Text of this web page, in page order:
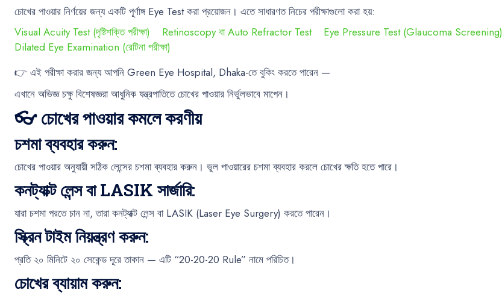
চোখের পাওয়ার নির্ণয়ের জন্য একটি পূর্ণাঙ্গ Eye Test করা প্রয়োজন। এতে সাধারণত নিচের পরীক্ষাগুলো করা হয়:
Visual Acuity Test (দৃষ্টিশক্তি পরীক্ষা)
Retinoscopy বা Auto Refractor Test
Eye Pressure Test (Glaucoma Screening)
Dilated Eye Examination (রেটিনা পরীক্ষা)
👉 এই পরীক্ষা করার জন্য আপনি Green Eye Hospital, Dhaka-তে বুকিং করতে পারেন —
এখানে অভিজ্ঞ চক্ষু বিশেষজ্ঞরা আধুনিক যন্ত্রপাতিতে চোখের পাওয়ার নির্ভুলভাবে মাপেন।
👓 চোখের পাওয়ার কমলে করণীয়
চশমা ব্যবহার করুন:
চোখের পাওয়ার অনুযায়ী সঠিক লেন্সের চশমা ব্যবহার করুন। ভুল পাওয়ারের চশমা ব্যবহার করলে চোখের ক্ষতি হতে পারে।
কনট্যাক্ট লেন্স বা LASIK সার্জারি:
যারা চশমা পরতে চান না, তারা কনট্যাক্ট লেন্স বা LASIK (Laser Eye Surgery) করতে পারেন।
স্ক্রিন টাইম নিয়ন্ত্রণ করুন:
প্রতি ২০ মিনিটে ২০ সেকেন্ড দূরে তাকান — এটি “20-20-20 Rule” নামে পরিচিত।
চোখের ব্যায়াম করুন: